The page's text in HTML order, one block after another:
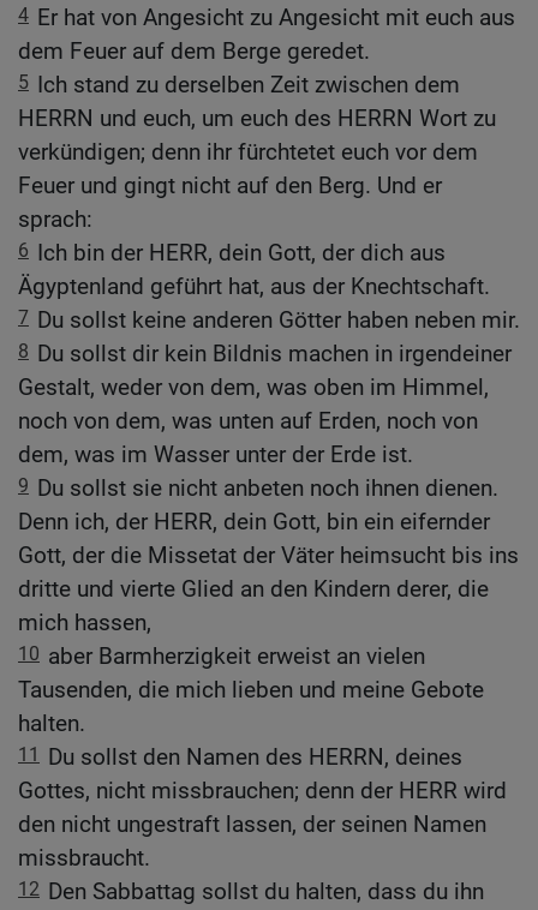
4 Er hat von Angesicht zu Angesicht mit euch aus
dem Feuer auf dem Berge geredet.
5 Ich stand zu derselben Zeit zwischen dem
HERRN und euch, um euch des HERRN Wort zu
verkündigen; denn ihr fürchtetet euch vor dem
Feuer und gingt nicht auf den Berg. Und er
sprach:
6 Ich bin der HERR, dein Gott, der dich aus
Ägyptenland geführt hat, aus der Knechtschaft.
7 Du sollst keine anderen Götter haben neben mir.
8 Du sollst dir kein Bildnis machen in irgendeiner
Gestalt, weder von dem, was oben im Himmel,
noch von dem, was unten auf Erden, noch von
dem, was im Wasser unter der Erde ist.
9 Du sollst sie nicht anbeten noch ihnen dienen.
Denn ich, der HERR, dein Gott, bin ein eifernder
Gott, der die Missetat der Väter heimsucht bis ins
dritte und vierte Glied an den Kindern derer, die
mich hassen,
10 aber Barmherzigkeit erweist an vielen
Tausenden, die mich lieben und meine Gebote
halten.
11
Du sollst den Namen des HERRN, deines
Gottes, nicht missbrauchen; denn der HERR wird
den nicht ungestraft lassen, der seinen Namen
missbraucht.
12 Den Sabbattag sollst du halten, dass du ihn